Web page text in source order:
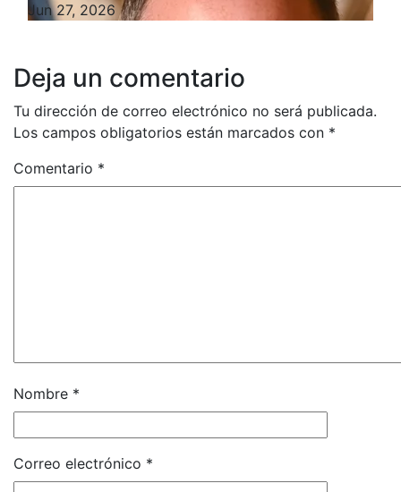
Jun 27, 2026
Deja un comentario
Tu dirección de correo electrónico no será publicada.
Los campos obligatorios están marcados con *
Comentario *
Nombre *
Correo electrónico *